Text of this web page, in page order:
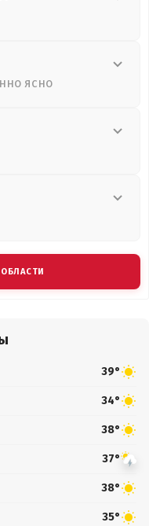
ясно
39°
34°
38°
37°
38°
35°